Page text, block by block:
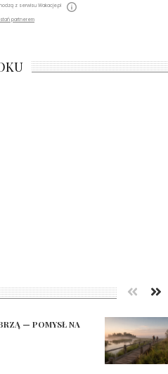
z serwisu Wakacje.pl
partnerem
— POMYSŁ NA